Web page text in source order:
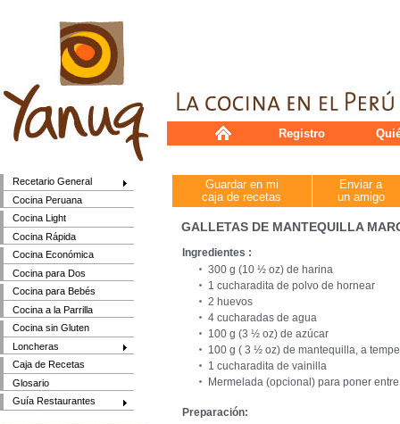
Recetario General
Cocina Peruana
Cocina Light
Cocina Rápida
Cocina Económica
Cocina para Dos
Cocina para Bebés
Cocina a la Parrilla
Cocina sin Gluten
Loncheras
Caja de Recetas
Glosario
Guía Restaurantes
Registro
Guardar en mi
caja de recetas
Enviar a
un amigo
GALLETAS DE MANTEQUILLA
Ingredientes :
300 g (10 ½ oz) de harina
1 cucharadita de polvo de hornear
2 huevos
4 cucharadas de agua
100 g (3 ½ oz) de azúcar
100 g ( 3 ½ oz) de mantequilla, a
1 cucharadita de vainilla
Mermelada (opcional) para poner
Preparación: